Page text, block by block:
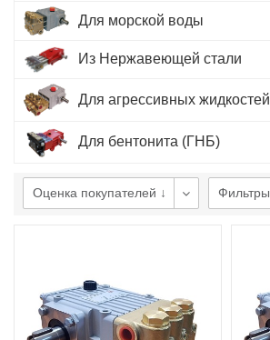
Для морской воды
Из Нержавеющей стали
Для агрессивных жидкостей
Для бентонита (ГНБ)
Оценка покупателей ↓ Фильтры